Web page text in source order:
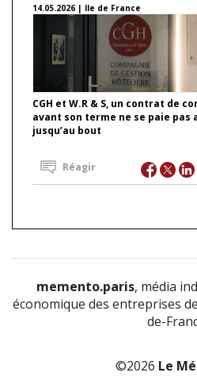
14.05.2026 | Ile de France
CGH et W.R & S, un contrat de
avant son terme ne se paie
jusqu’au bout
Réagir
memento.paris, média
économique des entreprises
de-
©2026 Le